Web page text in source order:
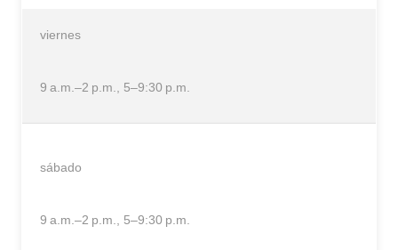
viernes
9 a.m.–2 p.m., 5–9:30 p.m.
sábado
9 a.m.–2 p.m., 5–9:30 p.m.